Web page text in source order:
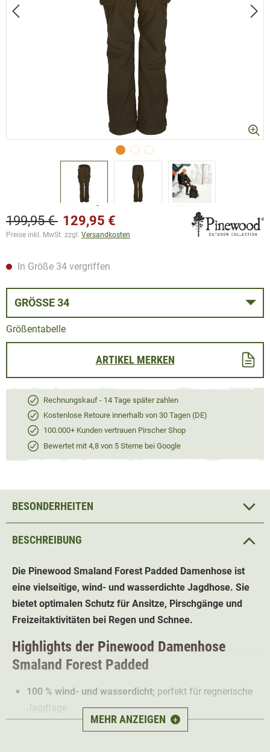
199,95 € 129,95 €
Preise inkl. MwSt. zzgl. Versandkosten
In Größe 34 vergriffen
GRÖSSE 34
Größentabelle
ARTIKEL MERKEN
Rechnungskauf - 14 Tage später zahlen
Kostenlose Retoure innerhalb von 30 Tagen (DE)
100.000+ Kunden vertrauen Pirscher Shop
Bewertet mit 4,8 von 5 Sterne bei Google
BESCHREIBUNG
Die Pinewood Smaland Forest Padded Damenhose ist
eine vielseitige, wind- und wasserdichte Jagdhose. Sie
bietet optimalen Schutz für Ansitze, Pirschgänge und
Freizeitaktivitäten bei Regen und Schnee.
Highlights der Pinewood Damenhose
Smaland Forest Padded
100 % wind- und wasserdicht; perfekt für regnerische
Jagdtage
Verschweißte Nähteschützen zusätzlich vor Regen
MEHR ANZEIGEN +
BESONDERHEITEN